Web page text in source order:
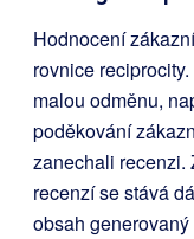
Hodnocení
rovnice
malou odměnu,
poděkování
zanechali recenzi.
recenzí se stává
obsah